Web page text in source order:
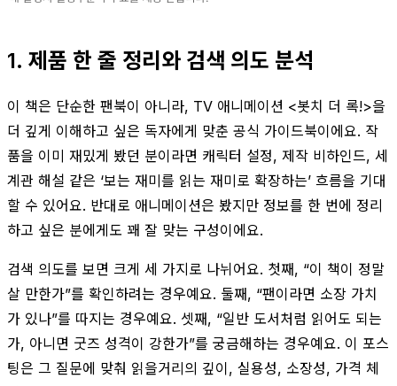
1. 제품 한 줄 정리와 검색 의도 분석
이 책은 단순한 팬북이 아니라, TV 애니메이션 <봇치 더 록!>을
더 깊게 이해하고 싶은 독자에게 맞춘 공식 가이드북이에요. 작
품을 이미 재밌게 봤던 분이라면 캐릭터 설정, 제작 비하인드, 세
계관 해설 같은 ‘보는 재미를 읽는 재미로 확장하는’ 흐름을 기대
할 수 있어요. 반대로 애니메이션은 봤지만 정보를 한 번에 정리
하고 싶은 분에게도 꽤 잘 맞는 구성이에요.
검색 의도를 보면 크게 세 가지로 나뉘어요. 첫째, “이 책이 정말
살 만한가”를 확인하려는 경우예요. 둘째, “팬이라면 소장 가치
가 있나”를 따지는 경우예요. 셋째, “일반 도서처럼 읽어도 되는
가, 아니면 굿즈 성격이 강한가”를 궁금해하는 경우예요. 이 포스
팅은 그 질문에 맞춰 읽을거리의 깊이, 실용성, 소장성, 가격 체